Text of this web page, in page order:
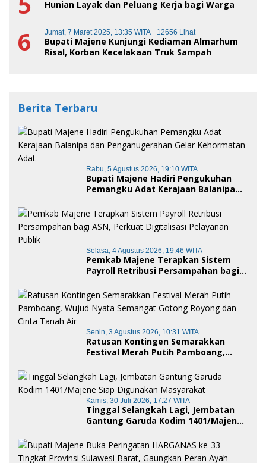
Hunian Layak dan Peluang Kerja bagi Warga
6 Jumat, 7 Maret 2025, 13:35 WITA 12656 Lihat
Bupati Majene Kunjungi Kediaman Almarhum
Risal, Korban Kecelakaan Truk Sampah
Berita Terbaru
Rabu, 5 Agustus 2026, 19:10 WITA
Bupati Majene Hadiri Pengukuhan
Pemangku Adat Kerajaan Balanipa
Kehormatan Adat
Selasa, 4 Agustus 2026, 19:46 WITA
Pemkab Majene Terapkan Sistem
Payroll Retribusi Persampahan bagi
Publik
Senin, 3 Agustus 2026, 10:31 WITA
Ratusan Kontingen Semarakkan
Festival Merah Putih Pamboang,
Royong dan Cinta Tanah Air
Kamis, 30 Juli 2026, 17:27 WITA
Tinggal Selangkah Lagi, Jembatan
Gantung Garuda Kodim 1401/Majene